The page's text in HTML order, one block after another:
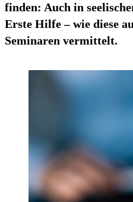
finden: Auch in
Erste Hilfe – wie diese
Seminaren vermittelt.